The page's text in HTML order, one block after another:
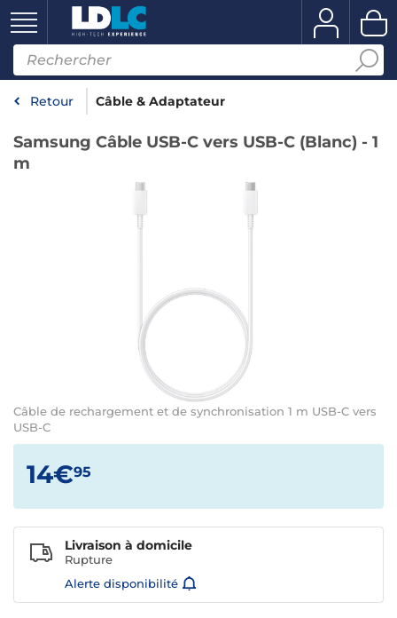
Retour Câble & Adaptateur
Samsung Câble USB-C vers USB-C (Blanc) - 1
m
Câble de rechargement et de synchronisation 1 m USB-C vers
USB-C
14€95
Livraison à domicile
Rupture
Alerte disponibilité